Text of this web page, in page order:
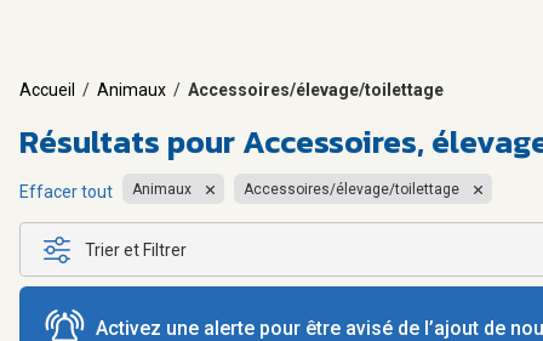
Accueil / Animaux / Accessoires/élevage/toilettage
Résultats pourAccessoires,
Effacer tout Animaux Accessoires/élevage/toilettage
Trier et Filtrer
Activez une alerte pour être avisé de l’ajout de